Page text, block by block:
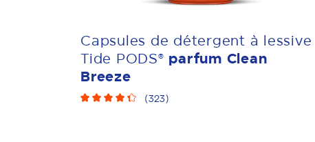
Capsules de détergent à lessive
Tide PODS® parfum Clean
Breeze
(323)